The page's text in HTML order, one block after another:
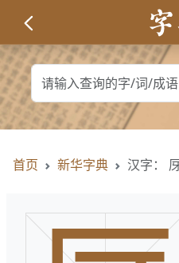
首页 新华字典 汉字：